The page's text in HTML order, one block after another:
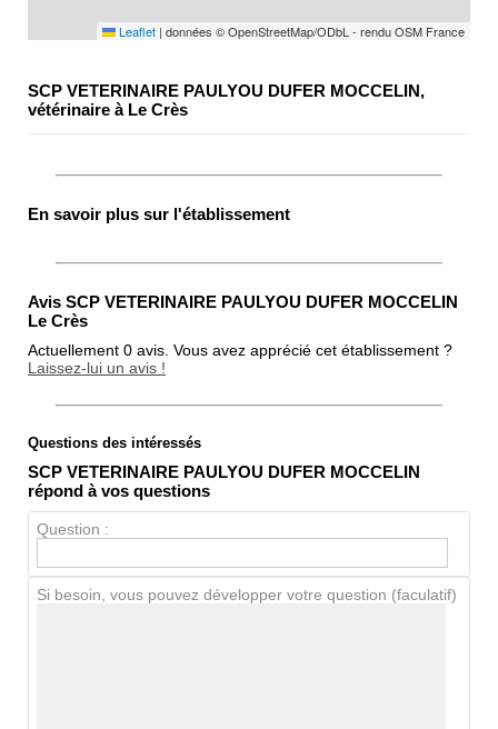
Leaflet | données © OpenStreetMap/ODbL - rendu OSM France
SCP VETERINAIRE PAULYOU DUFER MOCCELIN,
vétérinaire à Le Crès
En savoir plus sur l'établissement
Avis SCP VETERINAIRE PAULYOU DUFER MOCCELIN
Le Crès
Actuellement 0 avis. Vous avez apprécié cet établissement ?
Laissez-lui un avis !
Note globale
Propreté
Chien / chat
Questions des intéressés
SCP VETERINAIRE PAULYOU DUFER MOCCELIN
répond à vos questions
Question :
Si besoin, vous pouvez développer votre question (faculatif)